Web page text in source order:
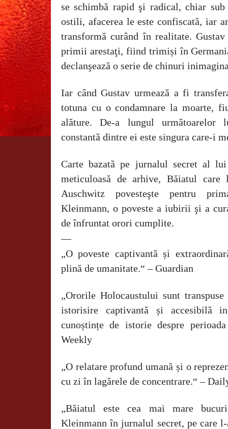
se schimbă rapid şi radical, chiar
ostili, afacerea le este confiscată, iar
transformă curând în realitate.
primii arestaţi, fiind trimiși în
declanşează o serie de chinuri
Iar când Gustav urmează a fi
totuna cu o condamnare la moarte,
alăture. De-a lungul următoarelor
constantă dintre ei este singura care-i
Carte bazată pe jurnalul secret al
meticuloasă de arhive, Băiatul
Auschwitz povesteşte pentru
Kleinmann, o poveste a iubirii şi a
de înfruntat orori cumplite.
—
„O poveste captivantă și
plină de umanitate.“ – Guardian
„Ororile Holocaustului sunt
istorisire captivantă și accesibilă
cunoștințe de istorie despre
Weekly
„O relatare profund umană și o
cu zi în lagărele de concentrare.“ –
„Băiatul este cea mai mare
Kleinmann în jurnalul secret, pe care l‑